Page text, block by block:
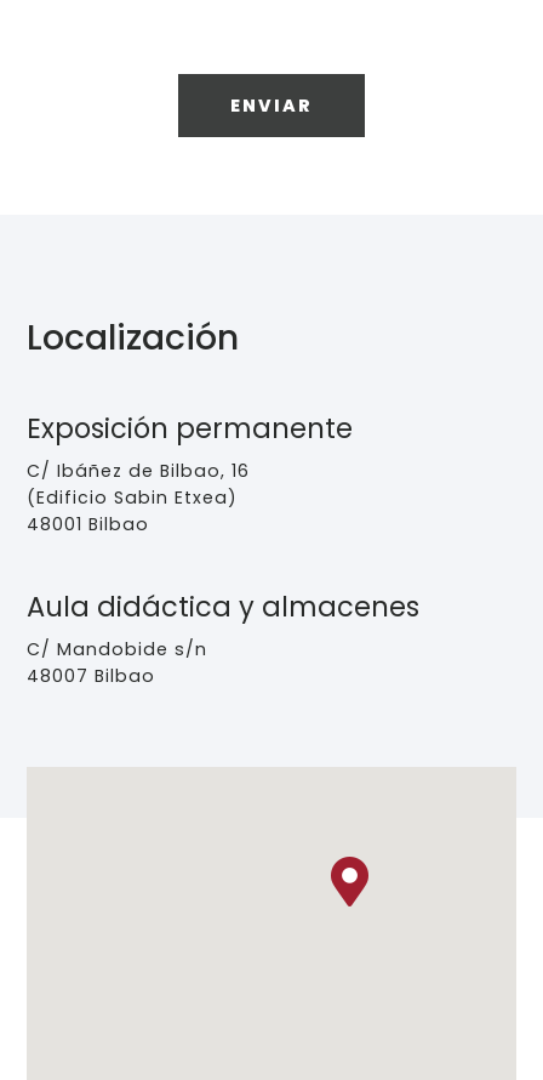
ENVIAR
Localización
Exposición permanente
C/ Ibáñez de Bilbao, 16
(Edificio Sabin Etxea)
48001 Bilbao
Aula didáctica y almacenes
C/ Mandobide s/n
48007 Bilbao